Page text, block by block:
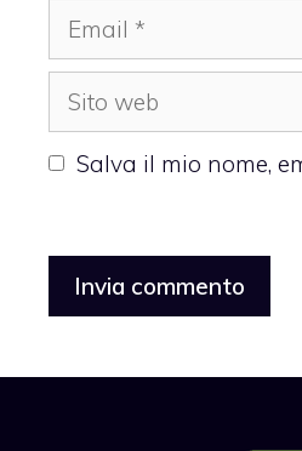
Email
Sito
web
Salva il mio nome,